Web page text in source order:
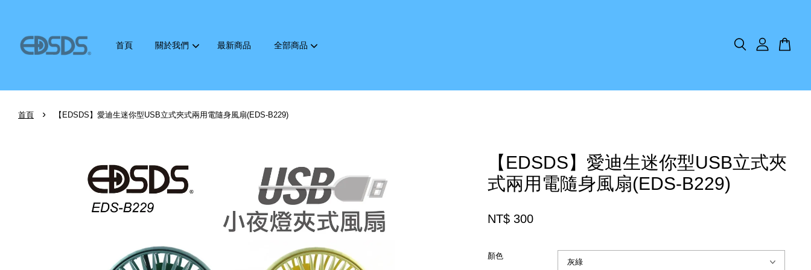
首頁 關於我們 最新商品 全部商品
首頁 › 【EDSDS】愛迪生迷你型USB立式夾式兩用電隨身風扇(EDS-B229)
【EDSDS】愛迪生迷你型USB立式夾
式兩用電隨身風扇(EDS-B229)
NT$ 300
顏色